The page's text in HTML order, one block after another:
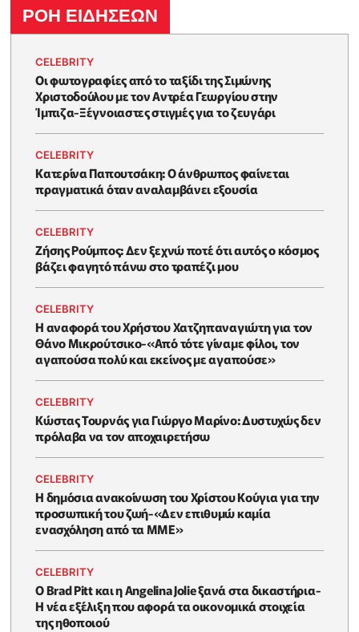
ΡΟΗ ΕΙΔΗΣΕΩΝ
CELEBRITY
Οι φωτογραφίες από το ταξίδι της Σιμώνης
Χριστοδούλου με τον Αντρέα Γεωργίου στην
Ίμπιζα-Ξέγνοιαστες στιγμές για το ζευγάρι
CELEBRITY
Κατερίνα Παπουτσάκη: Ο άνθρωπος φαίνεται
πραγματικά όταν αναλαμβάνει εξουσία
CELEBRITY
Ζήσης Ρούμπος: Δεν ξεχνώ ποτέ ότι αυτός ο κόσμος
βάζει φαγητό πάνω στο τραπέζι μου
CELEBRITY
Η αναφορά του Χρήστου Χατζηπαναγιώτη για τον
Θάνο Μικρούτσικο-«Από τότε γίναμε φίλοι, τον
αγαπούσα πολύ και εκείνος με αγαπούσε»
CELEBRITY
Κώστας Τουρνάς για Γιώργο Μαρίνο: Δυστυχώς δεν
πρόλαβα να τον αποχαιρετήσω
CELEBRITY
Η δημόσια ανακοίνωση του Χρίστου Κούγια για την
προσωπική του ζωή-«Δεν επιθυμώ καμία
ενασχόληση από τα ΜΜΕ»
CELEBRITY
Ο Brad Pitt και η Angelina Jolie ξανά στα δικαστήρια-
Η νέα εξέλιξη που αφορά τα οικονομικά στοιχεία
της ηθοποιού